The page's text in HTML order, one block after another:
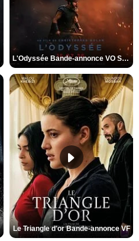
L'Odyssée Bande-annonce VO STFR
Le Triangle d'or Bande-annonce VF